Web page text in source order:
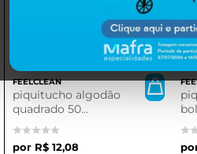
FEELCLEAN
piquitucho algodão
quadrado 50
unidades | ideal para
cuidados com a pele
R$ 12,08